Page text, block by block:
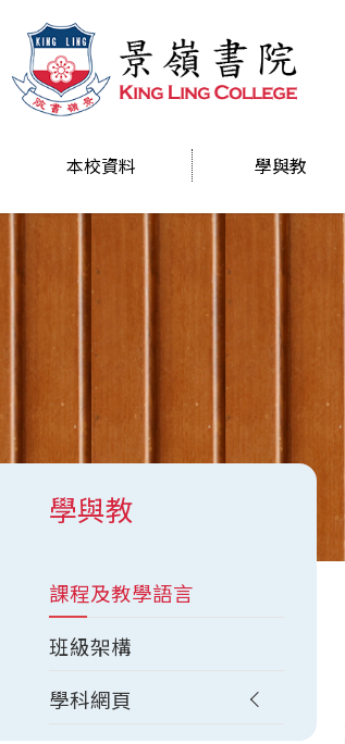
本校資料 學與教
學與教
課程及教學語言
班級架構
學科網頁